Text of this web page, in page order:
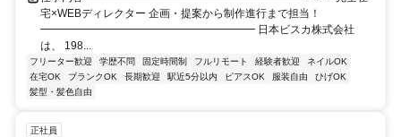
宅×WEBディレクター 企画・提案から制作進行まで担当！
━━━━━━━━━━━━━━━━━━━━ 日本ビスカ株式会社
は、 198...
フリーター歓迎 学歴不問 固定時間制 フルリモート 経験者歓迎
ネイルOK
在宅OK
ブランクOK 長期歓迎 駅近5分以内 ピアスOK 服装自由
ひげOK
髪型・髪色自由
正社員